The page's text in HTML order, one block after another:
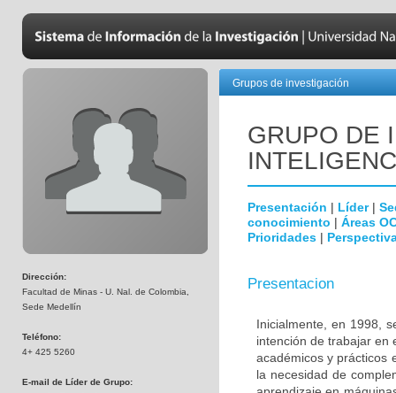
Dirección:
Facultad de Minas - U. Nal. de Colombia,
Sede Medellín
Teléfono:
4+ 425 5260
E-mail de Líder de Grupo:
Grupos de investigación
GRUPO DE
Presentación | Líder|
conocimiento | Áreas
Prioridades |
Presentacion
Inicialmente, en 1998,
intención de trabajar en
académicos y prácticos
la necesidad de